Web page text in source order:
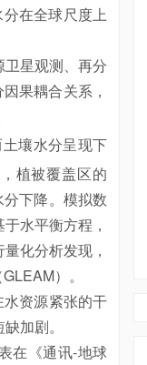
在全球尺度上
星观测、再分
果耦合关系，
壤水分呈现下
植被覆盖区的
下降。模拟数
水平衡方程，
化分析发现，
）。
资源紧张的干
加剧。
在《通讯-地球